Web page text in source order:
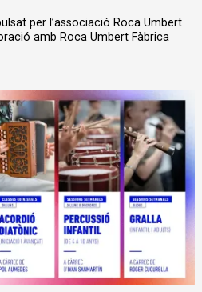
per l’associació Roca Umbert
amb Roca Umbert Fàbrica